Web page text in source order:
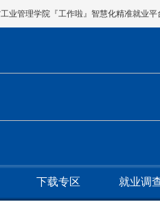
业管理学院『工作啦』智慧化精准就业平
下载专区 就业调